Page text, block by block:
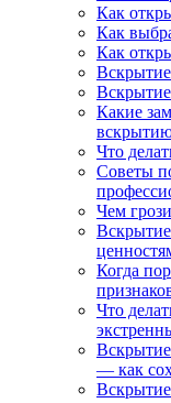
Как
Как
Как
Вскрытие
Какие
Что
Советы
Чем
Когда
Что
— как